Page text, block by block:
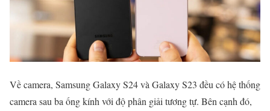
Về camera, Samsung Galaxy S24 và Galaxy S23 đều có hệ thống
camera sau ba ống kính với độ phân giải tương tự. Bên cạnh đó,